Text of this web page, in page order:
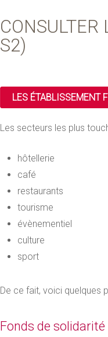
S2)
LES ÉTABLISSEMENT
Les secteurs les plus
hôtellerie
café
restaurants
tourisme
évènementiel
culture
sport
De ce fait, voici quelques
Fonds de solidarité